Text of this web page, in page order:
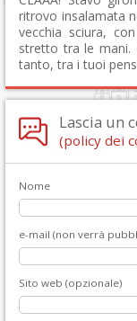
ritrovo insalamata
vecchia sciura,
stretto tra le mani.
tanto, tra i tuoi
Lascia un
(policy dei
Nome
e-mail (non verrà
Sito web (opzionale)